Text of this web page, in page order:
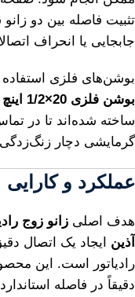
تثبیت فاصله بین دو
جابجایی یا انحراف
بوشن‌های فلزی
بوشن فلزی 20×1/2 اینچ آذین
ساخته شده‌اند تا در
گرمایشی دچار
عملکرد و کارایی
هدف اصلی
آذین ایجاد یک اتصال
رادیاتور است. این
دقیقاً در فاصله